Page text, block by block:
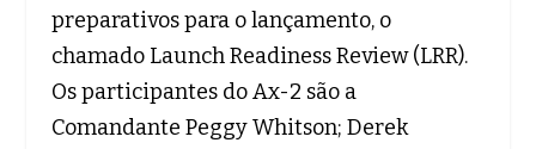
preparativos para o lançamento, o
chamado Launch Readiness Review (LRR).
Os participantes do Ax-2 são a
Comandante Peggy Whitson; Derek